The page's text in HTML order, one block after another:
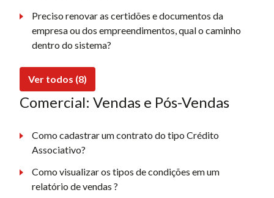
Preciso renovar as certidões e documentos da
empresa ou dos empreendimentos, qual o caminho
dentro do sistema?
Ver todos (8)
Comercial: Vendas e Pós-Vendas
Como cadastrar um contrato do tipo Crédito
Associativo?
Como visualizar os tipos de condições em um
relatório de vendas ?